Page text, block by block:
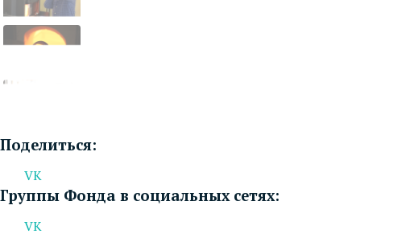
Поделиться:
VK
Группы Фонда в социальных сетях:
VK